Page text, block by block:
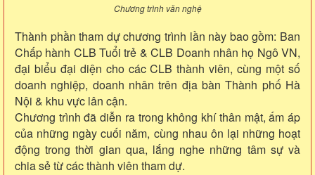
Chương trình văn nghệ
Thành phần tham dự chương trình lần này bao gồm: Ban
Chấp hành CLB Tuổi trẻ & CLB Doanh nhân họ Ngô VN,
đại biểu đại diện cho các CLB thành viên, cùng một số
doanh nghiệp, doanh nhân trên địa bàn Thành phố Hà
Nội & khu vực lân cận.
Chương trình đã diễn ra trong không khí thân mật, ấm áp
của những ngày cuối năm, cùng nhau ôn lại những hoạt
động trong thời gian qua, lắng nghe những tâm sự và
chia sẻ từ các thành viên tham dự.